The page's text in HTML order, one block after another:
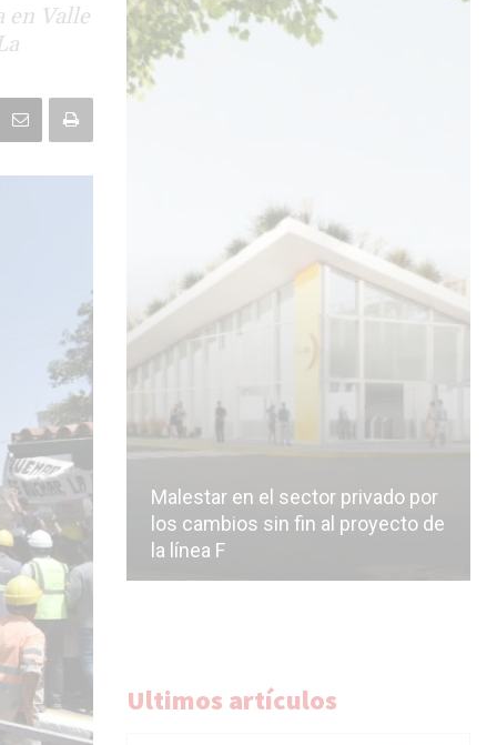
en Valle
Malestar en el sector privado por
los cambios sin fin al proyecto de
la línea F
Ultimos artículos